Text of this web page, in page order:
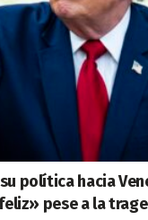
política hacia
pese a la